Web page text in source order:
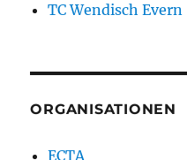
TC Wendisch Evern
ORGANISATIONEN
ECTA